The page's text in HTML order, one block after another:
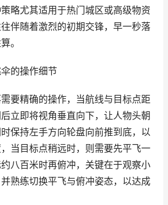
略尤其适用于热门城区或高级物资
伴随着激烈的初期交锋，早一秒落
。
的操作细节
要精确的操作，当航线与目标点距
立即将视角垂直向下，让人物头朝
保持左手方向轮盘向前推到底，以
当目标点稍远时，则需要先平飞一
八百米时再俯冲，关键在于观察小
熟练切换平飞与俯冲姿态，以达成